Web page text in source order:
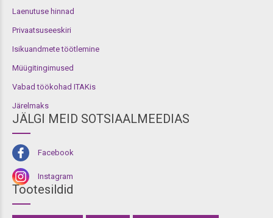
Laenutuse hinnad
Privaatsuseeskiri
Isikuandmete töötlemine
Müügitingimused
Vabad töökohad ITAKis
Järelmaks
JÄLGI MEID SOTSIAALMEEDIAS
Facebook
Instagram
Tootesildid